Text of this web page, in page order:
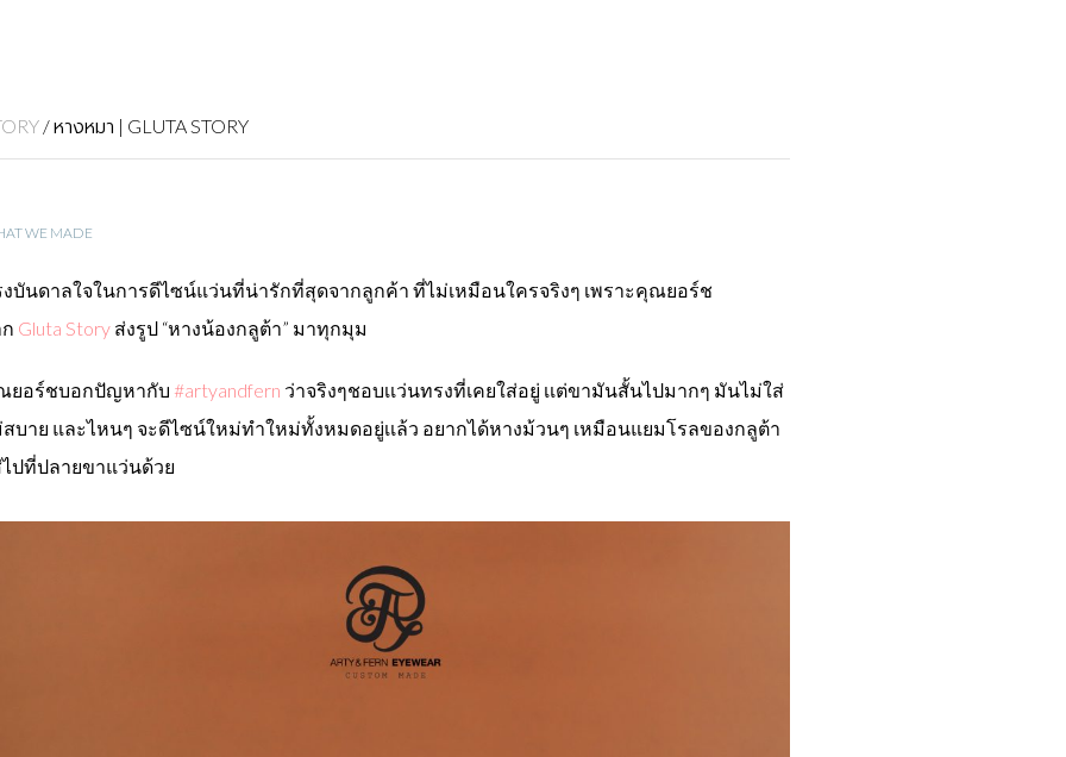
/หางหมา | GLUTA STORY
WE MADE
บันดาลใจในการดีไซน์แว่นที่น่ารักที่สุดจากลูกค้า ที่ไม่เหมือนใครจริงๆ เพราะคุณยอร์ช
Gluta Story ส่งรูป “หางน้องกลูต้า” มาทุกมุม
ยอร์ชบอกปัญหากับ #artyandfern ว่าจริงๆชอบเเว่นทรงที่เคยใส่อยู่ เเต่ขามันสั้นไปมากๆ มันไม่ใส่
บาย และไหนๆ จะดีไซน์ใหม่ทำใหม่ทั้งหมดอยู่เเล้ว อยากได้หางม้วนๆ เหมือนแยมโรลของกลูต้า
ปที่ปลายขาแว่นด้วย